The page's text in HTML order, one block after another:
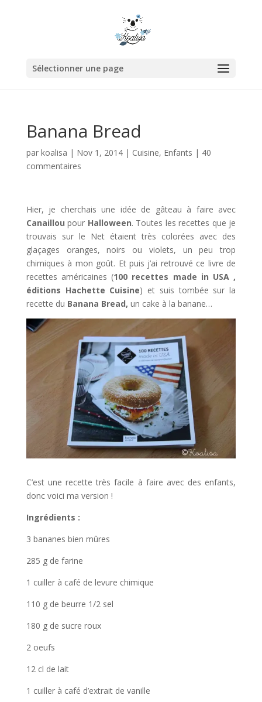
Sélectionner une page
Banana Bread
par koalisa | Nov 1, 2014| Cuisine, Enfants | 40
commentaires
Hier, je cherchais une idée de gâteau à faire avec
Canaillou pour Halloween. Toutes les recettes que je
trouvais sur le Net étaient très colorées avec des
glaçages oranges, noirs ou violets, un peu trop
chimiques à mon goût. Et puis j’ai retrouvé ce livre de
recettes américaines (100 recettes made in USA ,
éditions Hachette Cuisine) et suis tombée sur la
recette du Banana Bread, un cake à la banane…
C’est une recette très facile à faire avec des enfants,
donc voici ma version !
Ingrédients :
3 bananes bien mûres
285 g de farine
1 cuiller à café de levure chimique
110 g de beurre 1/2 sel
180 g de sucre roux
2 oeufs
12 cl de lait
1 cuiller à café d’extrait de vanille